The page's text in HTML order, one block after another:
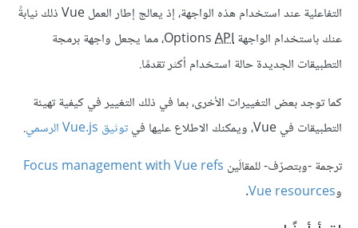
التفاعلية عند استخدام هذه الواجهة، إذ يعالج إطار العمل Vue ذلك نيابةً
عنك باستخدام الواجهة OptionsAPI
، مما يجعل واجهة برمجة
التطبيقات الجديدة حالة استخدام أكثر تقدمًا.
كما توجد بعض التغييرات الأخرى، بما في ذلك التغيير في كيفية تهيئة
التطبيقات في Vue، ويمكنك الاطلاع عليها في
توثيق Vue.js الرسمي
.
ترجمة -وبتصرّف- للمقالَين Focus management with Vue refs
وVue resources
.